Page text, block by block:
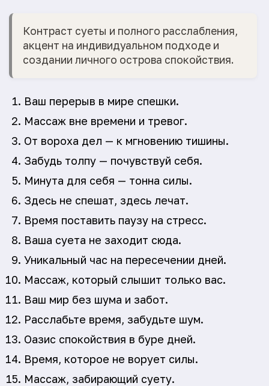
Контраст суеты и полного расслабления,
акцент на индивидуальном подходе и
создании личного острова спокойствия.
Ваш перерыв в мире спешки.
Массаж вне времени и тревог.
От вороха дел — к мгновению тишины.
Забудь толпу — почувствуй себя.
Минута для себя — тонна силы.
Здесь не спешат, здесь лечат.
Время поставить паузу на стресс.
Ваша суета не заходит сюда.
Уникальный час на пересечении дней.
Массаж, который слышит только вас.
Ваш мир без шума и забот.
Расслабьте время, забудьте шум.
Оазис спокойствия в буре дней.
Время, которое не ворует силы.
Массаж, забирающий суету.